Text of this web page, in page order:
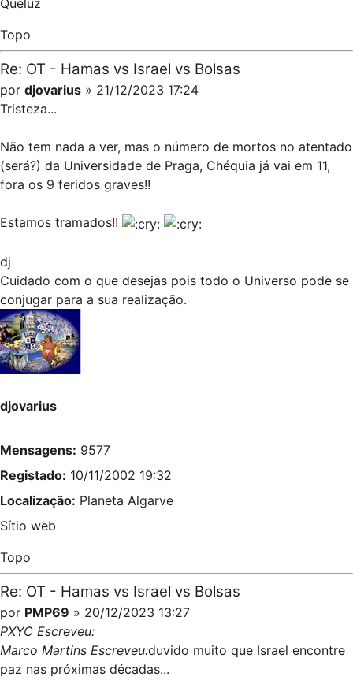
Queluz
Topo
Re: OT - Hamas vs Israel vs Bolsas
por djovarius » 21/12/2023 17:24
Tristeza...
Não tem nada a ver, mas o número de mortos no atentado
(será?) da Universidade de Praga, Chéquia já vai em 11,
fora os 9 feridos graves!!
Estamos tramados!!
dj
Cuidado com o que desejas pois todo o Universo pode se
conjugar para a sua realização.
djovarius
Mensagens: 9577
Registado: 10/11/2002 19:32
Localização: Planeta Algarve
Sítio web
Topo
Re: OT - Hamas vs Israel vs Bolsas
por PMP69 » 20/12/2023 13:27
PXYC Escreveu:
Marco Martins Escreveu:duvido muito que Israel encontre
paz nas próximas décadas...